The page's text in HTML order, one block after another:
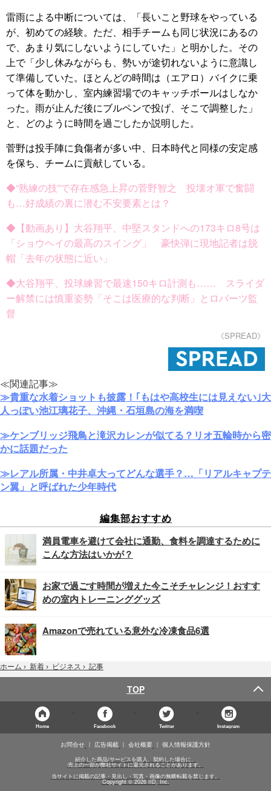
雷雨による中断については、「長いこと野球をやっている
が、初めての経験。ただ、相手チームも同じ状況にあるの
で、あまり気にしないようにしていた」と明かした。その
上で「少し休みながらも、勢いが途切れないように意識し
て準備していた。ほとんどの時間は（エアロ）バイクに乗
って体を動かし、室内練習場でのキャッチボールはしなか
った。雨が止んだ後にブルペンで投げ、そこで調整した」
と、どのように時間を過ごしたか説明した。
菅野は投手陣に負傷者が多い中、日本時代と同様の安定感
を保ち、チームに貢献している。
◆“熟練の技”で存在感急上昇の菅野智之 投壊オ軍で奮闘
も…好成績の裏に潜む不安要素とは？
◆【動画あり】大谷翔平、中堅スタンドへの173キロ8号は
「ショウヘイの最高のスイング」 豪快弾に現地記者は脱
帽「去年の状態に近い」
◆大谷翔平、投球練習で最速150キロ計測も…… スライダ
ー解禁には慎重姿勢「そこは医療的な判断」とロバーツ監
督
《SPREAD》
≪関連記事≫
≫貴重な水着ショットも披露！｢もはや高校生には見えない｣大
人っぽい池江璃花子、沖縄・石垣島の海を満喫
≫ケンブリッジ飛鳥と滝沢カレンが似てる？リオ五輪時から密
かに話題だった
≫レアル所属・中井卓大ってどんな選手？…「リアルキャプテ
ン翼」と呼ばれた少年時代
編集部おすすめ
満員電車を避けて会社に通勤、食料を調達するために
こんな方法はいかが？
お家で過ごす時間が増えた今こそチャレンジ！おすす
めの室内トレーニンググッズ
Amazonで売れている意外な冷凍食品6選
ホーム › 新着 › ビジネス › 記事
TOP
Home Facebook Twitter Instagram
お問合せ 広告掲載 会社概要 個人情報保護方針
紹介した商品/サービスを購入、契約した場合に、
売上の一部が弊社サイトに還元されることがあります。
当サイトに掲載の記事・見出し・写真・画像の無断転載を禁じます。
Copyright © 2026 IID, Inc.